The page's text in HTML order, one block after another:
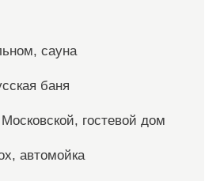
сауна
баня
гостевой дом
автомойка